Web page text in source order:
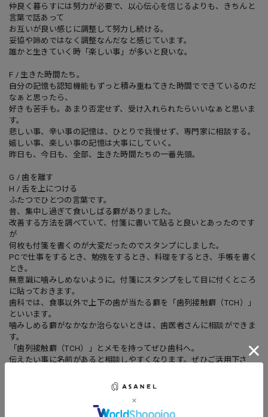
仲良く暮らすには努力が必要で、以心伝心を信じるよりも、きちんと
言葉で話あって
お互いが良い感じに調整して努力し続ける。
妥協や諦めではなく調整なんだなと感じています。
誰かと生きていく時「楽しい事」が多いと良いな。
F / 生きた時間たち。
自分の記憶も認知機能もずっと積み重ねてきた時間でできているのだ
なぁと思ったら、
好きも苦手も。あまり否定せず、受け入れられたらいいなぁと思いま
す。
悲しい事、辛い事の記憶は、ひとりで我慢せず、専門家に相談する。
嬉しい事、楽しい事の記憶は大事にしていく。
昨日も、今日も、全部、生きた時間たちの一番先頭。
G / 歯を離す
H / 舌を上につける
ふたつでひとつの言葉です。
昔、集中し過ぎて食いしばる癖がありました。
改善する方法を調べていて、付箋に書いて貼ると良いとあったのです
が
何枚も付箋を書くのが大変だったのでスタンプにしました。
PCで仕事をするとき、勉強をするとき、料理をするとき、手帳を書く
とき。
無意識に噛みしめないように。付箋にスタンプをして目に付くところ
に貼っておきます。
歯科では、食事以外で上下の歯が当たる癖を「歯列接触癖（TCH）」
といいます。
噛みしめる癖がなかなか治らないときは、歯医者さんに相談ができま
す。
「歯列接触癖（TCH）」とメモを持ってぜひ歯科へ。
伝えたい事に名前があると相談しやすくなります。ぜひご活用下さ